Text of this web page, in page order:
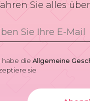
Sie alles
habe dieAllgemeine
sie